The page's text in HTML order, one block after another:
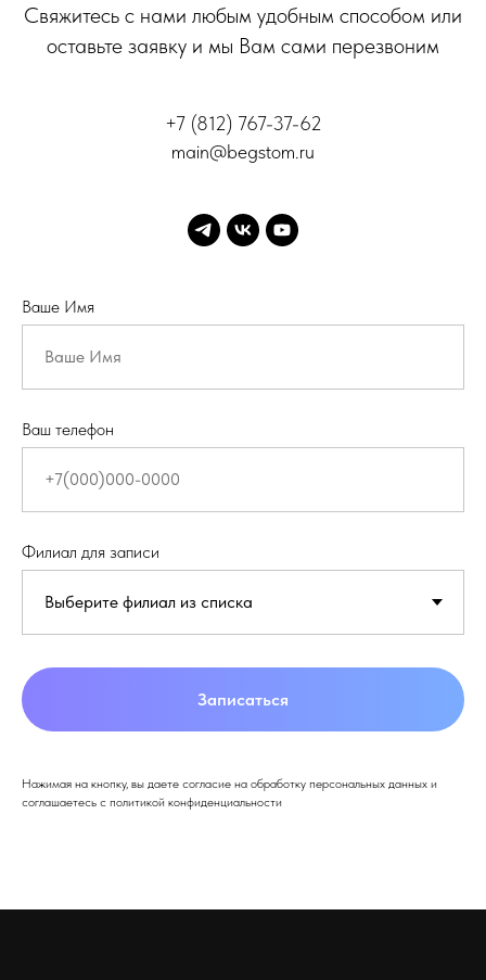
Свяжитесь с нами любым удобным способом или
оставьте заявку и мы Вам сами перезвоним
+7 (812) 767-37-62
main@begstom.ru
Ваше Имя
Ваш телефон
Филиал для записи
Записаться
Нажимая на кнопку, вы даете согласие на обработку персональных данных и
соглашаетесь c политикой конфиденциальности